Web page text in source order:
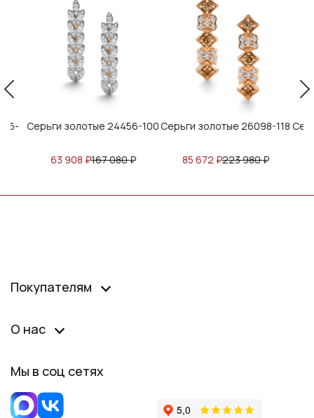
Серьги золотые 24456-100
63 908₽167 080₽
Серьги золотые 26098-118
85 672₽223 980₽
Покупателям
О нас
Мы в соц сетях